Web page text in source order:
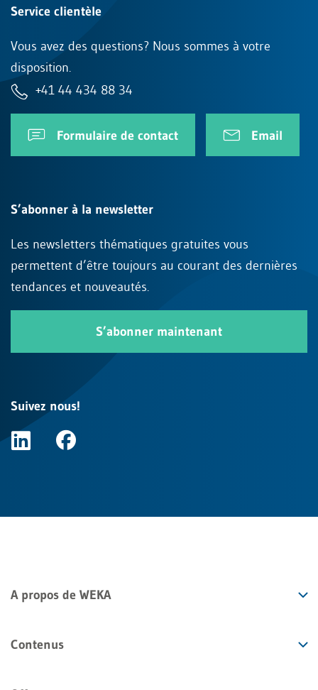
Service clientèle
Vous avez des questions? Nous sommes à votre
disposition.
+41 44 434 88 34
Formulaire de contact Email
S’abonner à la newsletter
Les newsletters thématiques gratuites vous
permettent d’être toujours au courant des dernières
tendances et nouveautés.
S’abonner maintenant
Suivez nous!
A propos de WEKA
Contenus